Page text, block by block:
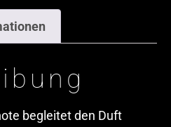
begleitet den Duft